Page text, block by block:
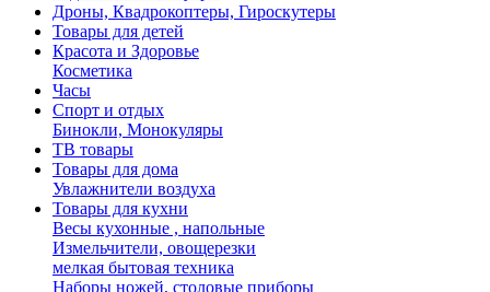
Дроны, Квадрокоптеры, Гироскутеры
Товары для детей
Красота и Здоровье
Косметика
Часы
Спорт и отдых
Бинокли, Монокуляры
ТВ товары
Товары для дома
Увлажнители воздуха
Товары для кухни
Весы кухонные , напольные
Измельчители, овощерезки
мелкая бытовая техника
Наборы ножей, столовые приборы